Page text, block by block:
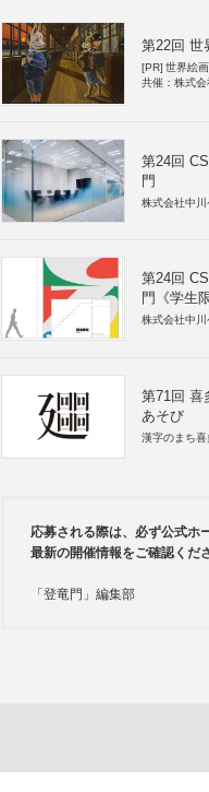
第22回 世
[PR] 世界絵
共催：株式
第24回
門
株式会社中
第24回
門《学生
株式会社中
第71回 喜
あそび
漢字のまち喜
応募される際は、必ず公式ホ
最新の開催情報をご確認くだ
「登竜門」編集部